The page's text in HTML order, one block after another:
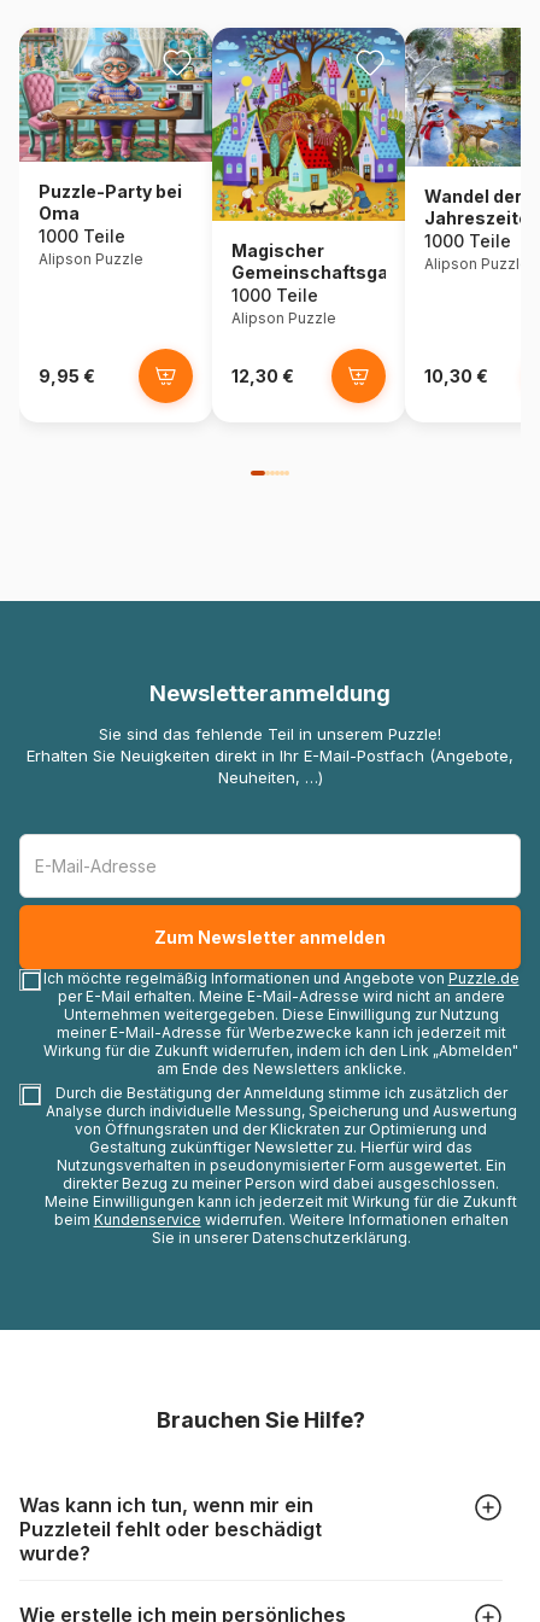
Puzzle-Party bei
Oma
1000 Teile
Alipson Puzzle
9,95 €
Magischer
Gemeinschaftsgarten
1000 Teile
Alipson Puzzle
12,30 €
Wandel der
Jahreszeiten
1000 Teile
Alipson Puzzle
10,30 €
Newsletteranmeldung
Sie sind das fehlende Teil in unserem Puzzle!
Erhalten Sie Neuigkeiten direkt in Ihr E-Mail-Postfach (Angebote,
Neuheiten, …)
Ich möchte regelmäßig Informationen und Angebote von Puzzle.de
per E-Mail erhalten. Meine E-Mail-Adresse wird nicht an andere
Unternehmen weitergegeben. Diese Einwilligung zur Nutzung
meiner E-Mail-Adresse für Werbezwecke kann ich jederzeit mit
Wirkung für die Zukunft widerrufen, indem ich den Link „Abmelden"
am Ende des Newsletters anklicke.
Durch die Bestätigung der Anmeldung stimme ich zusätzlich der
Analyse durch individuelle Messung, Speicherung und Auswertung
von Öffnungsraten und der Klickraten zur Optimierung und
Gestaltung zukünftiger Newsletter zu. Hierfür wird das
Nutzungsverhalten in pseudonymisierter Form ausgewertet. Ein
direkter Bezug zu meiner Person wird dabei ausgeschlossen.
Meine Einwilligungen kann ich jederzeit mit Wirkung für die Zukunft
beim Kundenservice widerrufen. Weitere Informationen erhalten
Sie in unserer Datenschutzerklärung.
Brauchen Sie Hilfe?
Was kann ich tun, wenn mir ein
Puzzleteil fehlt oder beschädigt
wurde?
Wie erstelle ich mein persönliches